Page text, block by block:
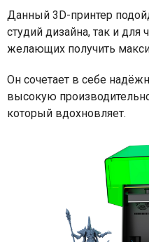
Данный 3D-принтер
студий дизайна, так и для
желающих получить
Он сочетает в себе
высокую
который вдохновляет.